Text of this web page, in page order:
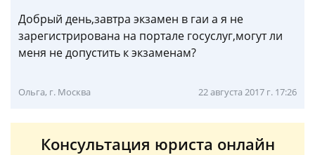
Добрый день,завтра экзамен в гаи а я не
зарегистрирована на портале госуслуг,могут ли
меня не допустить к экзаменам?
Ольга, г. Москва 22 августа 2017 г. 17:26
Консультация юриста онлайн